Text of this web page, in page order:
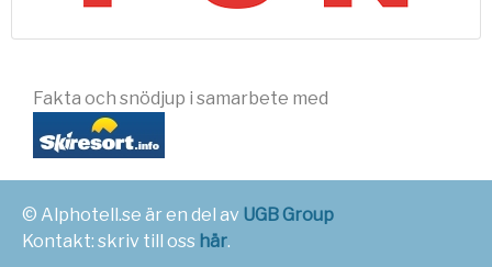
Fakta och snödjup i samarbete med
© Alphotell.se är en del av UGB Group
Kontakt: skriv till oss här.